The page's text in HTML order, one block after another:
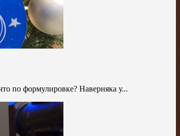
по формулировке? Наверняка у...